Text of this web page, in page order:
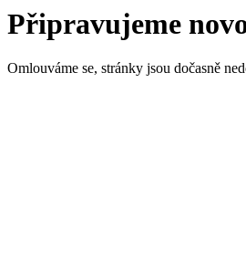
Připravujeme
Omlouváme se, stránky jsou dočasně